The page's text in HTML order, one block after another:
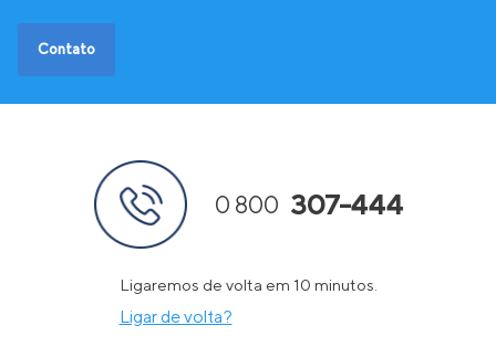
Contato
0 800 307-444
Ligaremos de volta em 10 minutos.
Ligar de volta?